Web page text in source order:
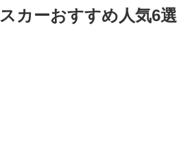
カーおすすめ人気6選